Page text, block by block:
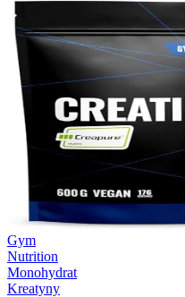
Gym
Nutrition
Monohydrat
Kreatyny